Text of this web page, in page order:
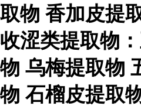
取物 香加皮提
收涩类提取物
物 乌梅提取物
物 石榴皮提取